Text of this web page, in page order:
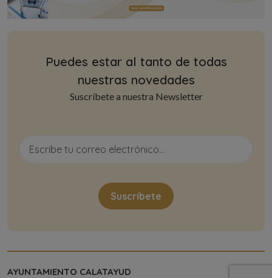
Puedes estar al tanto de todas
nuestras novedades
Suscríbete a nuestra Newsletter
AYUNTAMIENTO CALATAYUD